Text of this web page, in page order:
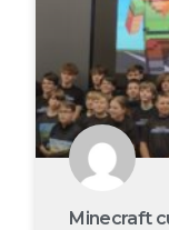
Minecraft